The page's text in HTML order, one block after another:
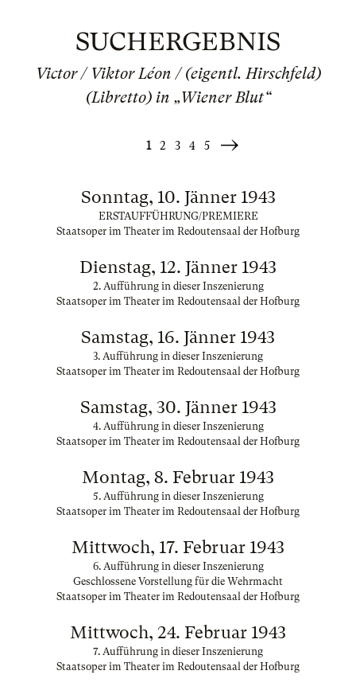
SUCHERGEBNIS
Victor / Viktor Léon / (eigentl. Hirschfeld)
(Libretto) in „Wiener Blut“
1 2 3 4 5
Weiter
Sonntag, 10. Jänner 1943
ERSTAUFFÜHRUNG/PREMIERE
Staatsoper im Theater im Redoutensaal der Hofburg
Dienstag, 12. Jänner 1943
2. Aufführung in dieser Inszenierung
Staatsoper im Theater im Redoutensaal der Hofburg
Samstag, 16. Jänner 1943
3. Aufführung in dieser Inszenierung
Staatsoper im Theater im Redoutensaal der Hofburg
Samstag, 30. Jänner 1943
4. Aufführung in dieser Inszenierung
Staatsoper im Theater im Redoutensaal der Hofburg
Montag, 8. Februar 1943
5. Aufführung in dieser Inszenierung
Staatsoper im Theater im Redoutensaal der Hofburg
Mittwoch, 17. Februar 1943
6. Aufführung in dieser Inszenierung
Geschlossene Vorstellung für die Wehrmacht
Staatsoper im Theater im Redoutensaal der Hofburg
Mittwoch, 24. Februar 1943
7. Aufführung in dieser Inszenierung
Staatsoper im Theater im Redoutensaal der Hofburg